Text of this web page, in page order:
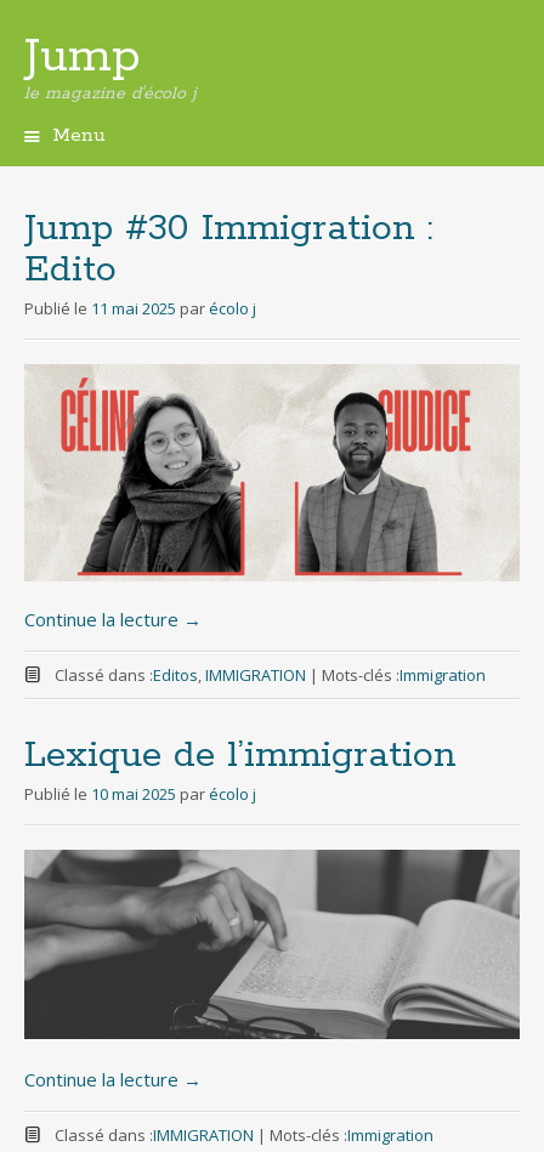
Jump
le magazine d'écolo j
Menu
principal
Jump #30 Immigration :
Edito
Publié le 11 mai 2025 parécolo j
Continue la lecture →
Classé dans :Editos IMMIGRATION | Mots-clés :Immigration
Lexique de l’immigration
Publié le 10 mai 2025 parécolo j
Continue la lecture →
Classé dans :IMMIGRATION | Mots-clés :Immigration